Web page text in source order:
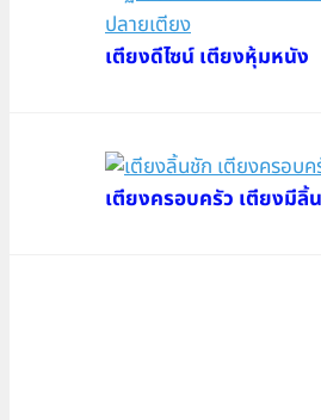
เตียงดีไซน์ เตียงหุ้มหนัง
เตียงครอบครัว เตียงมีลิ้